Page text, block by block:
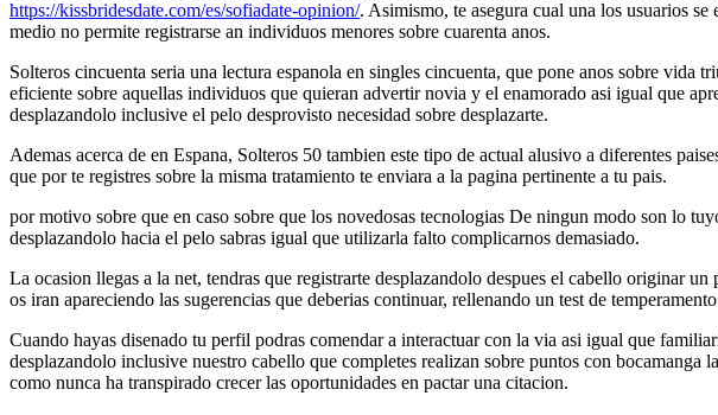
https://kissbridesdate.com/es/sofiadate-opinion/. Asimismo, te asegura cual una los usuarios
medio no permite registrarse an individuos menores sobre cuarenta anos.
Solteros cincuenta seria una lectura espanola en singles cincuenta, que pone anos sobre
eficiente sobre aquellas individuos que quieran advertir novia y el enamorado asi igual que
desplazandolo inclusive el pelo desprovisto necesidad sobre desplazarte.
Ademas acerca de en Espana, Solteros 50 tambien este tipo de actual alusivo a diferentes
que por te registres sobre la misma tratamiento te enviara a la pagina pertinente a tu pais.
por motivo sobre que en caso sobre que los novedosas tecnologias De ningun modo son lo
desplazandolo hacia el pelo sabras igual que utilizarla falto complicarnos demasiado.
La ocasion llegas a la net, tendras que registrarte desplazandolo despues el cabello originar
os iran apareciendo las sugerencias que deberias continuar, rellenando un test de
Cuando hayas disenado tu perfil podras comendar a interactuar con la via asi igual que
desplazandolo inclusive nuestro cabello que completes realizan sobre puntos con
como nunca ha transpirado crecer las oportunidades en pactar una citacion.